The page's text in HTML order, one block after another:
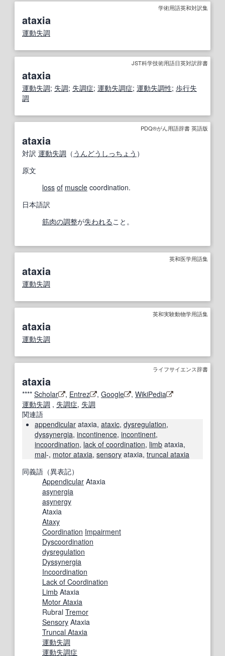
学術用語英和対訳集
ataxia
運動失調
JST科学技術用語日英対訳辞書
ataxia
運動失調; 失調; 失調症; 運動失調症; 運動失調性; 歩行失
調
PDQ®がん用語辞書 英語版
ataxia
対訳 運動失調 （ うんどうしっちょう ）
原文
loss of muscle coordination.
日本語訳
筋肉の調整が失われること。
英和医学用語集
ataxia
運動失調
英和実験動物学用語集
ataxia
運動失調
ライフサイエンス辞書
ataxia
**** Scholar , Entrez , Google , WikiPedia
運動失調 , 失調症, 失調
関連語
appendicular ataxia, ataxic, dysregulation,
dyssynergia, incontinence, incontinent,
incoordination, lack of coordination, limb ataxia,
mal-, motor ataxia, sensory ataxia, truncal ataxia
同義語（異表記）
Appendicular Ataxia
asynergia
asynergy
Ataxia
Ataxy
Coordination Impairment
Dyscoordination
dysregulation
Dyssynergia
Incoordination
Lack of Coordination
Limb Ataxia
Motor Ataxia
Rubral Tremor
Sensory Ataxia
Truncal Ataxia
運動失調
運動失調症